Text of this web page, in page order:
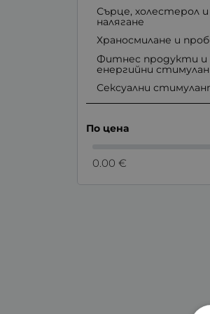
Сърце, холестерол
налягане
Храносмилане и
Фитнес продукти и
енергийни
Сексуални
По цена
0.00 €